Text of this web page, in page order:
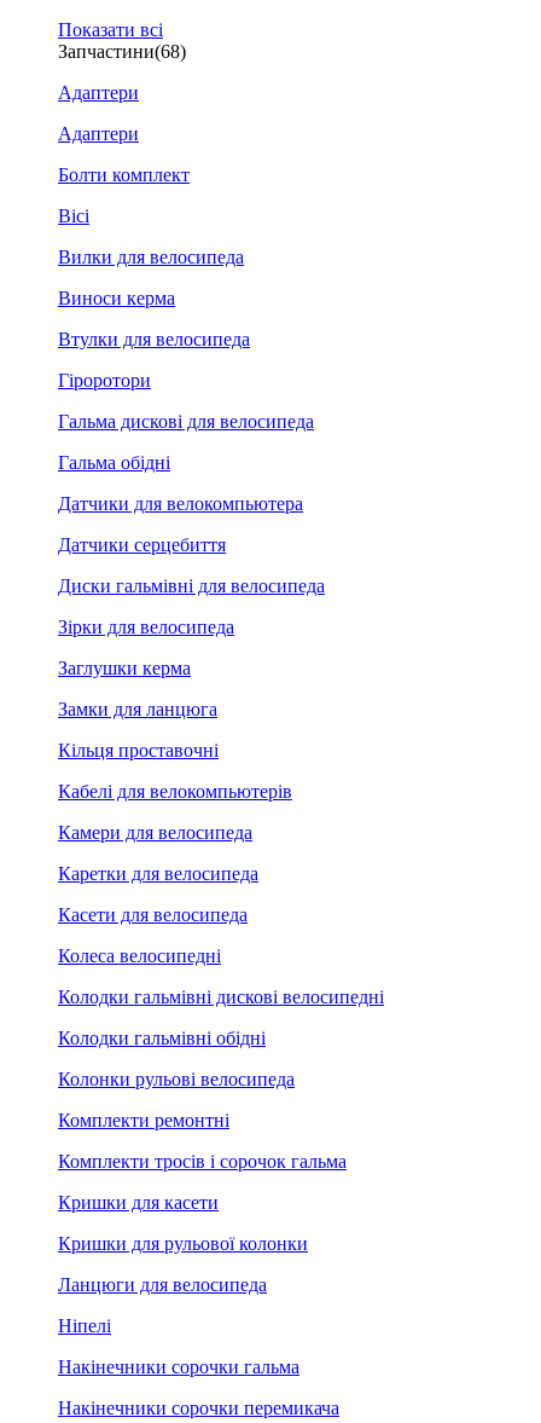
Показати всі
Запчастини(68)
Адаптери
Адаптери
Болти комплект
Вісі
Вилки для велосипеда
Виноси керма
Втулки для велосипеда
Гіроротори
Гальма дискові для велосипеда
Гальма обідні
Датчики для велокомпьютера
Датчики серцебиття
Диски гальмівні для велосипеда
Зірки для велосипеда
Заглушки керма
Замки для ланцюга
Кільця проставочні
Кабелі для велокомпьютерів
Камери для велосипеда
Каретки для велосипеда
Касети для велосипеда
Колеса велосипедні
Колодки гальмівні дискові велосипедні
Колодки гальмівні обідні
Колонки рульові велосипеда
Комплекти ремонтні
Комплекти тросів і сорочок гальма
Кришки для касети
Кришки для рульової колонки
Ланцюги для велосипеда
Ніпелі
Накінечники сорочки гальма
Накінечники сорочки перемикача